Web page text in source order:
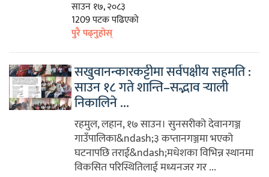
साउन १७, २०८३
1209 पटक पढिएको
पुरै पढ्नुहोस्
सखुवानन्कारकट्टीमा सर्वपक्षीय सहमति :
साउन १८ गते शान्ति–सद्भाव र्‍याली
निकालिने ...
रहमुल, लहान, १७ साउन। सुनसरीको देवानगञ्ज
गाउँपालिका&ndash;३ कप्तानगञ्जमा भएको
घटनापछि तराई&ndash;मधेशका विभिन्न स्थानमा
विकसित परिस्थितिलाई मध्यनजर गर ...